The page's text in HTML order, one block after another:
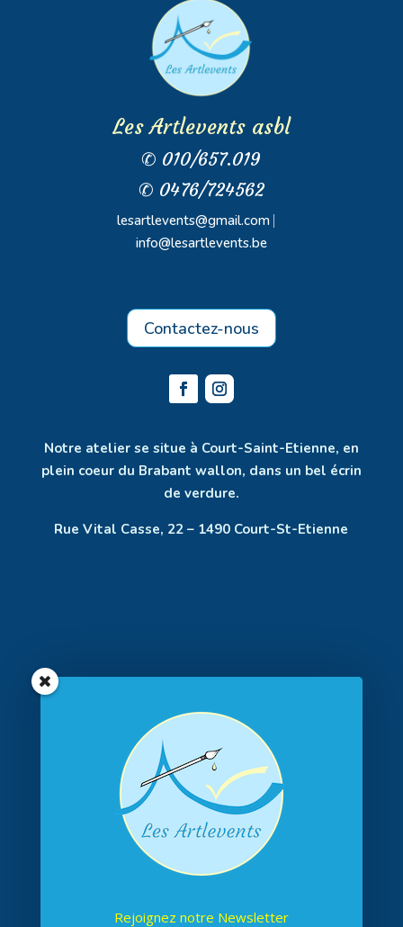
Les Artlevents asbl
✆ 010/657.019
✆ 0476/724562
lesartlevents@gmail.com
info@lesartlevents.be
Contactez-nous
Notre atelier se situe à Court-Saint-Etienne, en
plein coeur du Brabant wallon, dans un bel écrin
de verdure.
Rue Vital Casse, 22 – 1490 Court-St-Etienne
Rejoignez notre Newsletter